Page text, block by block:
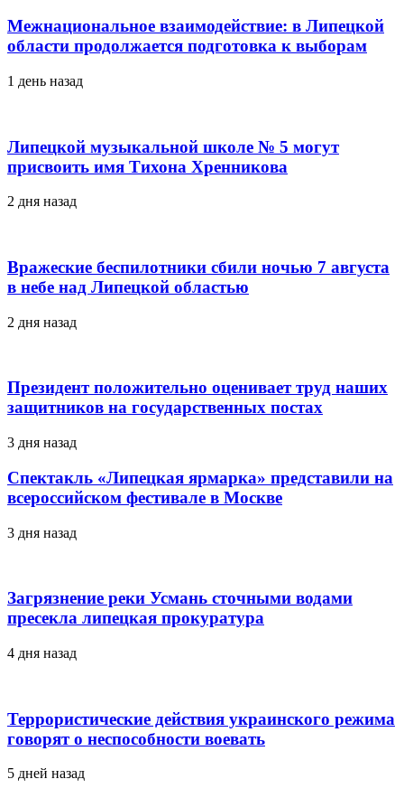
Межнациональное взаимодействие: в Липецкой
области продолжается подготовка к выборам
1 день назад
Липецкой музыкальной школе № 5 могут
присвоить имя Тихона Хренникова
2 дня назад
Вражеские беспилотники сбили ночью 7 августа
в небе над Липецкой областью
2 дня назад
Президент положительно оценивает труд наших
защитников на государственных постах
3 дня назад
Спектакль «Липецкая ярмарка» представили на
всероссийском фестивале в Москве
3 дня назад
Загрязнение реки Усмань сточными водами
пресекла липецкая прокуратура
4 дня назад
Террористические действия украинского режима
говорят о неспособности воевать
5 дней назад